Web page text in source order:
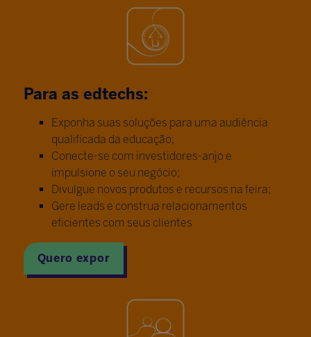
Para as edtechs:
Exponha suas soluções para uma audiência
qualificada da educação;
Conecte-se com investidores-anjo e
impulsione o seu negócio;
Divulgue novos produtos e recursos na feira;
Gere leads e construa relacionamentos
eficientes com seus clientes
Quero expor